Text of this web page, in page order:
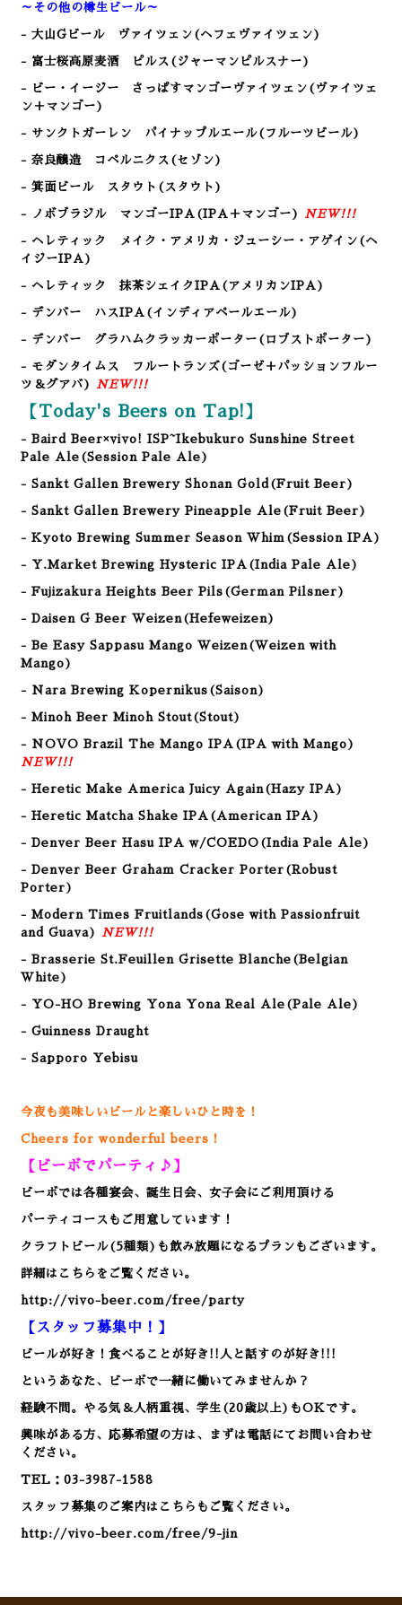
～その他の樽生ビール～
- 大山Gビール ヴァイツェン(ヘフェヴァイツェン)
- 富士桜高原麦酒 ピルス(ジャーマンピルスナー)
- ビー・イージー さっぱすマンゴーヴァイツェン(ヴァイツェ
ン＋マンゴー)
- サンクトガーレン パイナップルエール(フルーツビール)
- 奈良醸造 コペルニクス(セゾン)
- 箕面ビール スタウト(スタウト)
- ノボブラジル マンゴーIPA(IPA＋マンゴー) NEW!!!
- ヘレティック メイク・アメリカ・ジューシー・アゲイン(ヘ
イジーIPA)
- ヘレティック 抹茶シェイクIPA(アメリカンIPA)
- デンバー ハスIPA(インディアペールエール)
- デンバー グラハムクラッカーポーター(ロブストポーター)
- モダンタイムス フルートランズ(ゴーゼ＋パッションフルー
ツ＆グアバ) NEW!!!
【Today's Beers on Tap!】
- Baird Beer×vivo! ISP~Ikebukuro Sunshine Street
Pale Ale (Session Pale Ale)
- Sankt Gallen Brewery Shonan Gold(Fruit Beer)
- Sankt Gallen Brewery Pineapple Ale (Fruit Beer)
- Kyoto Brewing Summer Season Whim(Session IPA)
- Y.Market Brewing Hysteric IPA(India Pale Ale)
- Fujizakura Heights Beer Pils(German Pilsner)
- Daisen G Beer Weizen(Hefeweizen)
- Be Easy Sappasu Mango Weizen(Weizen with
Mango)
- Nara Brewing Kopernikus(Saison)
- Minoh Beer Minoh Stout(Stout)
- NOVO Brazil The Mango IPA(IPA with Mango)
NEW!!!
- Heretic Make America Juicy Again(Hazy IPA)
- Heretic Matcha Shake IPA(American IPA)
- Denver Beer Hasu IPA w/COEDO(India Pale Ale)
- Denver Beer Graham Cracker Porter(Robust
Porter)
- Modern Times Fruitlands(Gose with Passionfruit
and Guava) NEW!!!
- Brasserie St.Feuillen Grisette Blanche(Belgian
White)
- YO-HO Brewing Yona Yona Real Ale(Pale Ale)
- Guinness Draught
- Sapporo Yebisu
今夜も美味しいビールと楽しいひと時を！
Cheers for wonderful beers！
【ビーボでパーティ♪】
ビーボでは各種宴会、誕生日会、女子会にご利用頂ける
パーティコースもご用意しています！
クラフトビール(5種類)も飲み放題になるプランもございます。
詳細はこちらをご覧ください。
http://vivo-beer.com/free/party
【スタッフ募集中！】
ビールが好き！食べることが好き!!人と話すのが好き!!!
というあなた、ビーボで一緒に働いてみませんか？
経験不問。やる気＆人柄重視、学生(20歳以上)もOKです。
興味がある方、応募希望の方は、まずは電話にてお問い合わせ
ください。
TEL：03-3987-1588
スタッフ募集のご案内はこちらもご覧ください。
http://vivo-beer.com/free/9-jin